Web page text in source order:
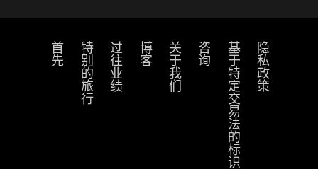
隐私政策
基于特定交易法的标识
咨询
关于我们
博客
过往业绩
特别的旅行
首先